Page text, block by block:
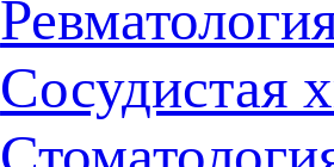
Сосудистая